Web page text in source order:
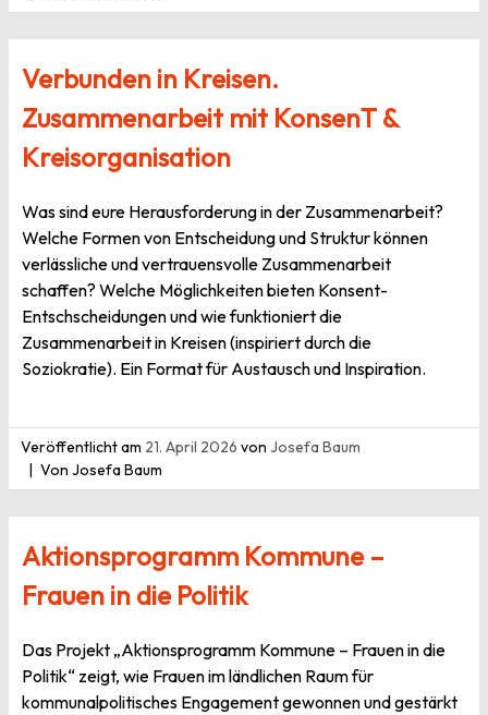
Verbunden in Kreisen.
Zusammenarbeit mit KonsenT &
Kreisorganisation
Was sind eure Herausforderung in der Zusammenarbeit?
Welche Formen von Entscheidung und Struktur können
verlässliche und vertrauensvolle Zusammenarbeit
schaffen? Welche Möglichkeiten bieten Konsent-
Entschscheidungen und wie funktioniert die
Zusammenarbeit in Kreisen (inspiriert durch die
Soziokratie). Ein Format für Austausch und Inspiration.
Veröffentlicht am 21. April 2026 von Josefa Baum
Von Josefa Baum
Aktionsprogramm Kommune –
Frauen in die Politik
Das Projekt „Aktionsprogramm Kommune – Frauen in die
Politik“ zeigt, wie Frauen im ländlichen Raum für
kommunalpolitisches Engagement gewonnen und gestärkt